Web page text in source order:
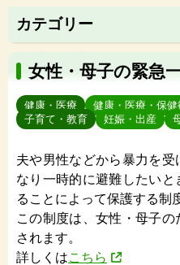
カテゴリー
女性・母子の緊急
健康・医療 健康・医療・保健
子育て・教育
妊娠・出産
夫や男性などから暴力を受
なり一時的に避難したい
ることによって保護する制
この制度は、女性・母子
されます。
詳しくはこちら